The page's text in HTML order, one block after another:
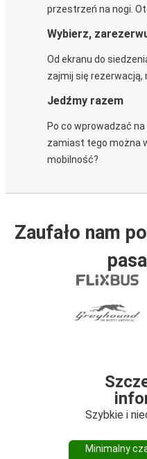
przestrzeń na nogi.
Wybierz,
Od ekranu do
zajmij się rezerwacją,
Jedźmy razem
Po co wprowadzać
zamiast tego można
mobilność?
Zaufało nam
Szybkie i
Minimalny